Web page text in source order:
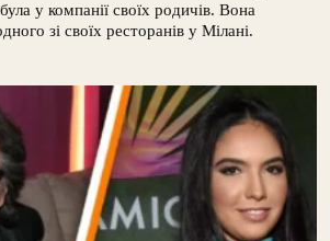
у компанії своїх родичів. Вона
зі своїх ресторанів у Мілані.